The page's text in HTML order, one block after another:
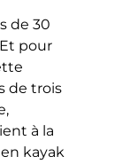
de 30
pour
de trois
à la
kayak